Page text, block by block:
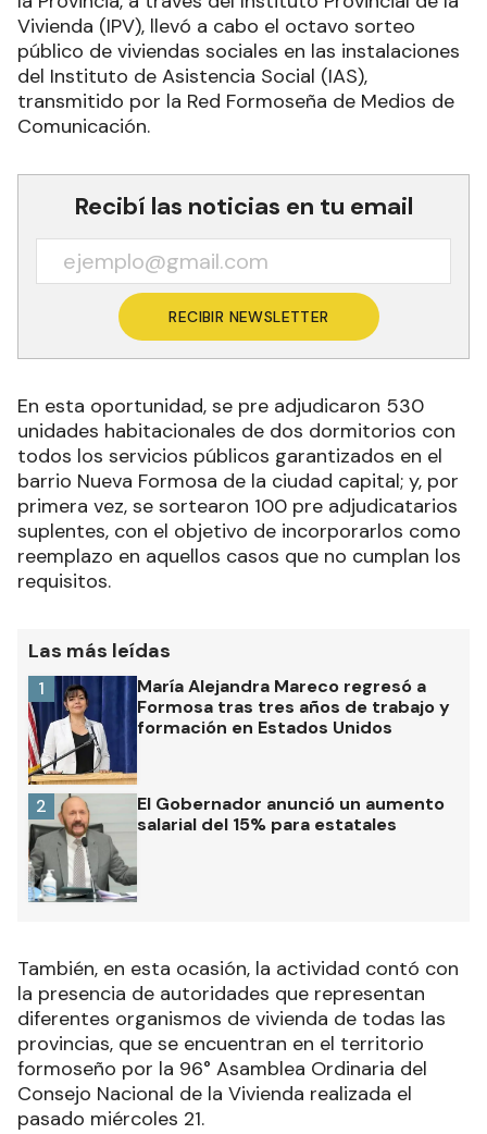
Vivienda (IPV), llevó a cabo el octavo sorteo
público de viviendas sociales en las instalaciones
del Instituto de Asistencia Social (IAS),
transmitido por la Red Formoseña de Medios de
Comunicación.
Recibí las noticias en tu email
RECIBIR NEWSLETTER
En esta oportunidad, se pre adjudicaron 530
unidades habitacionales de dos dormitorios con
todos los servicios públicos garantizados en el
barrio Nueva Formosa de la ciudad capital; y, por
primera vez, se sortearon 100 pre adjudicatarios
suplentes, con el objetivo de incorporarlos como
reemplazo en aquellos casos que no cumplan los
requisitos.
Las más leídas
María Alejandra Mareco regresó a
Formosa tras tres años de trabajo y
formación en Estados Unidos
1
El Gobernador anunció un aumento
salarial del 15% para estatales
2
También, en esta ocasión, la actividad contó con
la presencia de autoridades que representan
diferentes organismos de vivienda de todas las
provincias, que se encuentran en el territorio
formoseño por la 96° Asamblea Ordinaria del
Consejo Nacional de la Vivienda realizada el
pasado miércoles 21.